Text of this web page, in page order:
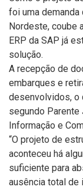
foi uma demanda
Nordeste, coube
ERP da SAP já
solução.
A recepção de
embarques e
desenvolvidos, o
segundo Parente
Informação e
“O projeto de
aconteceu há
suficiente para
ausência total de